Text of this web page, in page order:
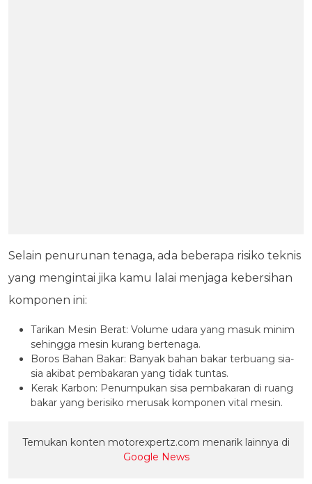
Selain penurunan tenaga, ada beberapa risiko teknis
yang mengintai jika kamu lalai menjaga kebersihan
komponen ini:
Tarikan Mesin Berat: Volume udara yang masuk minim
sehingga mesin kurang bertenaga.
Boros Bahan Bakar: Banyak bahan bakar terbuang sia-
sia akibat pembakaran yang tidak tuntas.
Kerak Karbon: Penumpukan sisa pembakaran di ruang
bakar yang berisiko merusak komponen vital mesin.
Temukan konten motorexpertz.com menarik lainnya di
Google News